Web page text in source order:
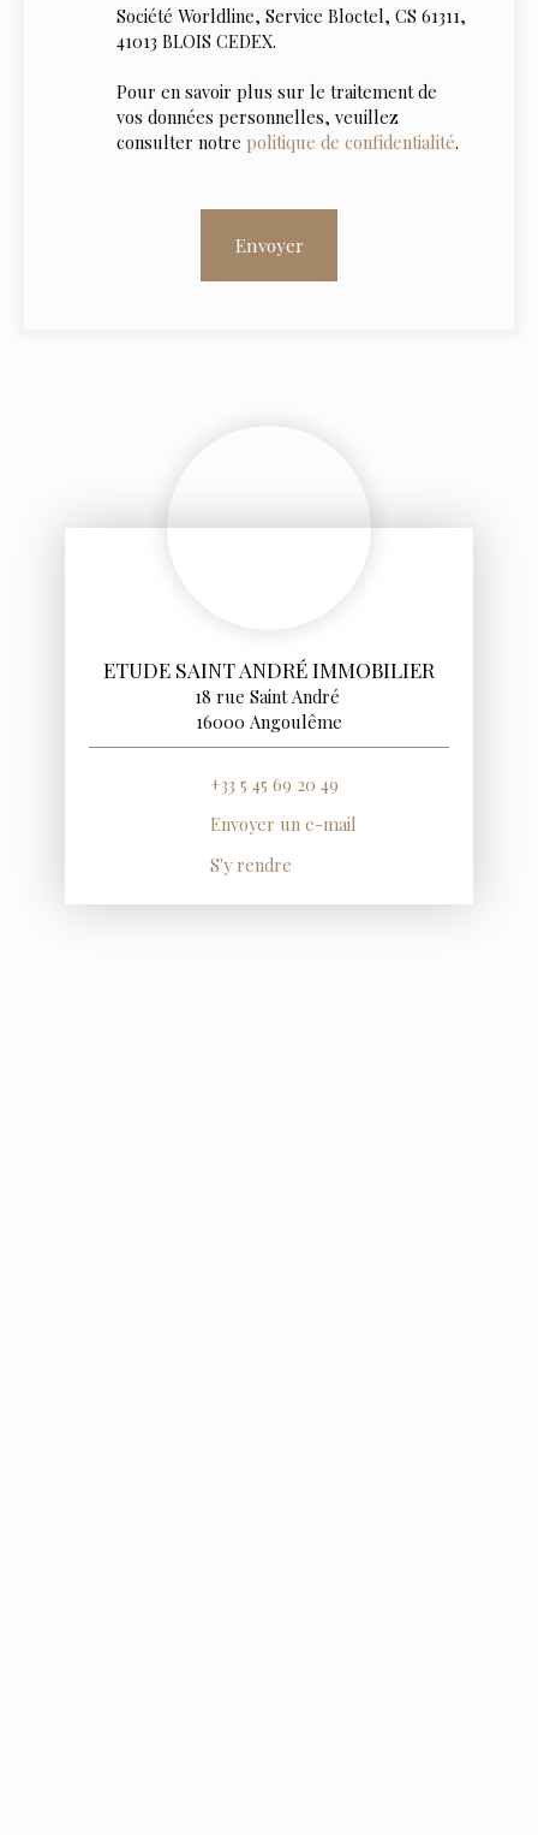
Société Worldline, Service Bloctel, CS 61311,
41013 BLOIS CEDEX.
Pour en savoir plus sur le traitement de
vos données personnelles, veuillez
consulter notre politique de confidentialité.
Envoyer
ETUDE SAINT ANDRÉ IMMOBILIER
18 rue Saint André
16000 Angoulême
+33 5 45 69 20 49
Envoyer un e-mail
S'y rendre